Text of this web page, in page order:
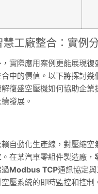
工廠整合：實例
實際應用案例更能展現復
中的價值。以下將探討幾
復盛空壓機如何協助企業
發展。
自動化生產線，對壓縮空
在某汽車零組件製造廠，
Modbus TCP通訊協定
壓系統的即時監控和控制